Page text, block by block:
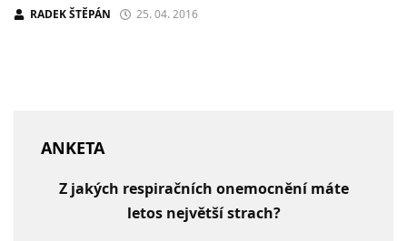
RADEK ŠTĚPÁN 25. 04. 2016
ANKETA
Z jakých respiračních onemocnění máte
letos největší strach?